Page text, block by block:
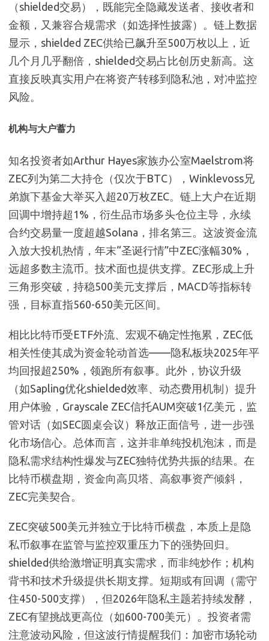
（shielded交易），既能完全隐藏发送者、接收者和
金额，又兼容合规需求（如选择性披露）。链上数据
显示，shielded ZEC供给已飙升至500万枚以上，近
几个月几乎翻倍，shielded交易占比创历史新高。这
直接反映真实用户在将资产转移到隐私池，对冲监控
风险。
机构与大户蓄力
知名投资者如Arthur Hayes家族办公室Maelstrom将
ZEC列为第二大持仓（仅次于BTC），Winklevoss兄
弟旗下基金大举买入超20万枚ZEC。链上大户在近期
回调中增持超1%，衍生品市场多头仓位主导，永续
合约交易量一度超越Solana，排名第三。这波资金流
入放大投机热情，年末“圣诞行情”中ZEC涨幅30%，
远超多数主流币。技术面也提供支撑。ZEC形成上升
三角形突破，持稳500美元支撑后，MACD等指标转
强，目标直指560-650美元区间。
相比比特币受ETF外流、宏观不确定性拖累，ZEC低
相关性使其成为资金轮动首选——隐私板块2025年平
均回报超250%，领跑所有叙事。此外，协议升级
（如Sapling优化shielded效率、动态费用机制）提升
用户体验，Grayscale ZEC信托AUM突破1亿美元，监
管对话（如SEC圆桌会议）释放正面信号，进一步强
化市场信心。总体而言，这并非单纯投机泡沫，而是
隐私需求结构性爆发与ZEC独特优势共振的结果。在
比特币横盘期，资金向高贝塔、高叙事资产倾斜，
ZEC完美契合。
ZEC突破500美元并独立于比特币横盘，本质上是隐
私币叙事在监管与监控双重压力下的强势回归。
shielded供给激增证明真实需求，而非纯炒作；机构
背书和技术升级提供长期支撑。短期或有回调（需守
住450-500支撑），但2026年隐私主题若持续发酵，
ZEC有望挑战更高位（如600-700美元）。投资者需
注意波动风险，但这波行情提醒我们：加密市场轮动